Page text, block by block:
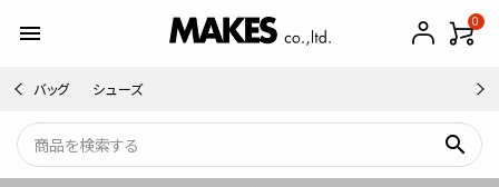
menu 0
バッグ シューズ
search